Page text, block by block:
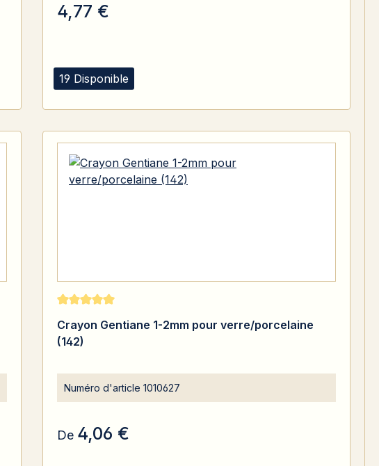
19 Disponible
4,77 €
Note moyenne de 5 sur 5 étoiles
Crayon Gentiane 1-2mm pour verre/porcelaine
(142)
Numéro d'article 1010627
De 4,06 €